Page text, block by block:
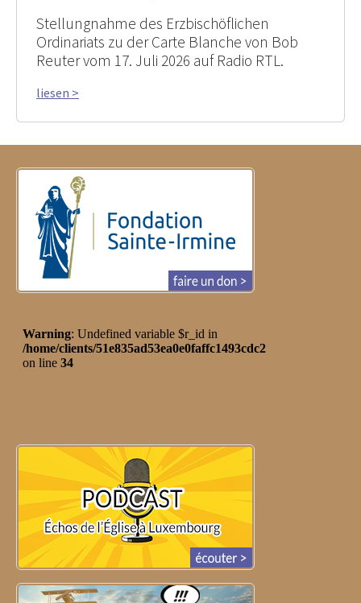
Stellungnahme des Erzbischöflichen
Ordinariats zu der Carte Blanche von Bob
Reuter vom 17. Juli 2026 auf Radio RTL.
liesen >